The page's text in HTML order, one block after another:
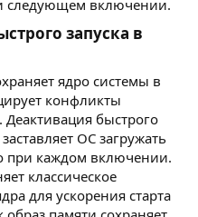
следующем включении.
запуска в
ядро системы в
конфликты
быстрого
ОС загружать
при каждом включении.
классическое
для ускорения старта